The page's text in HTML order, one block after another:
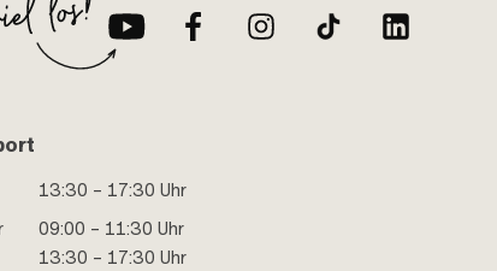
13:30 – 17:30 Uhr
09:00 – 11:30 Uhr
13:30 – 17:30 Uhr